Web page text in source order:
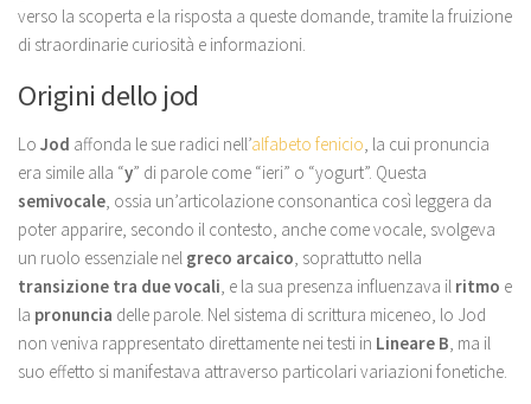
verso la scoperta e la risposta a queste domande, tramite la fruizione
di straordinarie curiosità e informazioni.
Origini dello jod
Lo Jod affonda le sue radici nell’alfabeto fenicio , la cui pronuncia
era simile alla “y” di parole come “ieri” o “yogurt”. Questa
semivocale , ossia un’articolazione consonantica così leggera da
poter apparire, secondo il contesto, anche come vocale, svolgeva
un ruolo essenziale nel greco arcaico , soprattutto nella
transizione tra due vocali , e la sua presenza influenzava il ritmo e
la pronuncia delle parole. Nel sistema di scrittura miceneo, lo Jod
non veniva rappresentato direttamente nei testi in Lineare B , ma il
suo effetto si manifestava attraverso particolari variazioni fonetiche.